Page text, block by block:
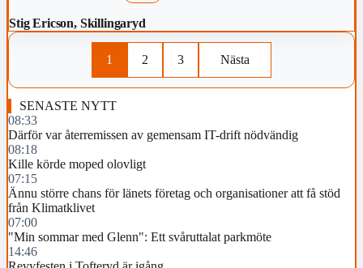
Stig Ericson, Skillingaryd
1 2 3 Nästa
SENASTE NYTT
08:33
Därför var återremissen av gemensam IT-drift nödvändig
08:18
Kille körde moped olovligt
07:15
Ännu större chans för länets företag och organisationer att få stöd
från Klimatklivet
07:00
"Min sommar med Glenn": Ett svåruttalat parkmöte
14:46